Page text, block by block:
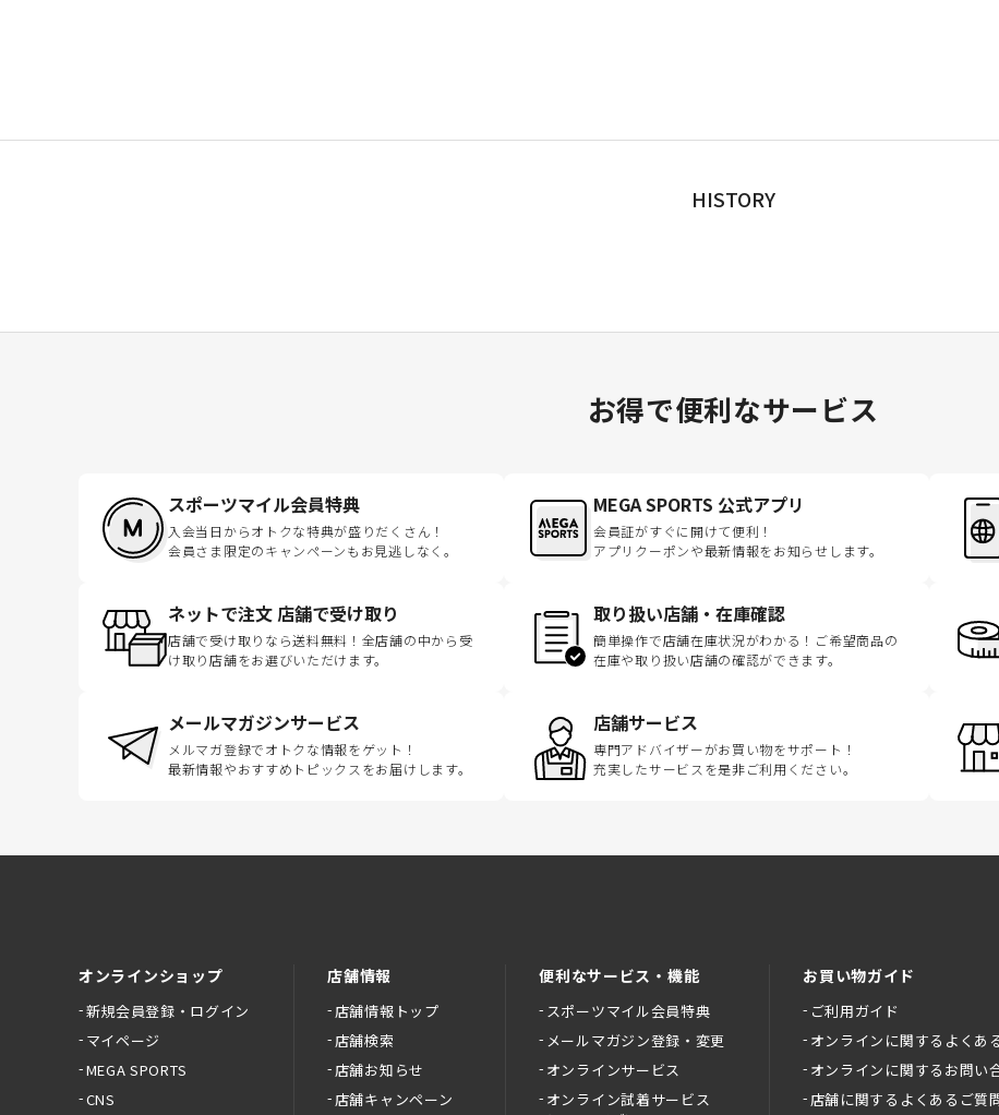
HISTORY
お得で便利なサービス
スポーツマイル会員特典
入会当日からオトクな特典が盛りだくさん！
会員さま限定のキャンペーンもお見逃しなく。
MEGA SPORTS 公式アプリ
会員証がすぐに開けて便利！
アプリクーポンや最新情報をお知らせします。
ネットで注文 店舗で受け取り
店舗で受け取りなら送料無料！全店舗の中から受
け取り店舗をお選びいただけます。
取り扱い店舗・在庫確認
簡単操作で店舗在庫状況がわかる！ご希望商品の
在庫や取り扱い店舗の確認ができます。
メールマガジンサービス
メルマガ登録でオトクな情報をゲット！
最新情報やおすすめトピックスをお届けします。
店舗サービス
専門アドバイザーがお買い物をサポート！
充実したサービスを是非ご利用ください。
オンラインショップ
新規会員登録・ログイン
マイページ
MEGA SPORTS
CNS
店舗情報
店舗情報トップ
店舗検索
店舗お知らせ
店舗キャンペーン
便利なサービス・機能
スポーツマイル会員特典
メールマガジン登録・変更
オンラインサービス
オンライン試着サービス
お買い物ガイド
ご利用ガイド
オンラインに関するよくあ
オンラインに関するお問い
店舗に関するよくあるご質